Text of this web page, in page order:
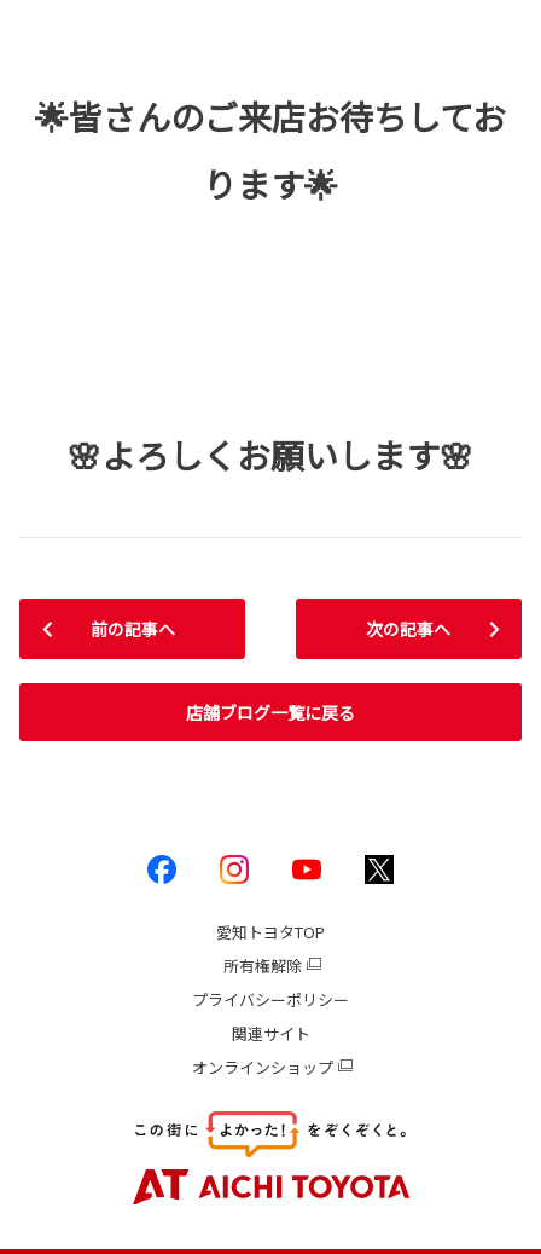
🌟皆さんのご来店お待ちしてお
ります🌟
🌸よろしくお願いします🌸
前の記事へ
店舗ブログ一覧に戻る
次の記事へ
愛知トヨタTOP
所有権解除
プライバシーポリシー
関連サイト
オンラインショップ